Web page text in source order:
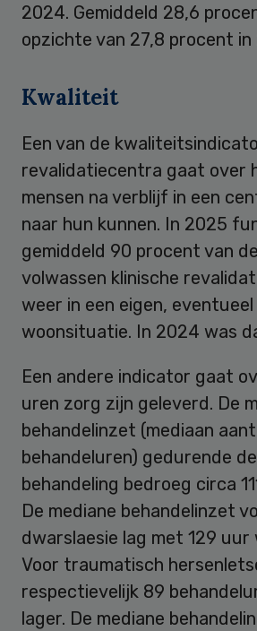
2024. Gemiddeld 28,6
opzichte van 27,8 procent in
Kwaliteit
Een van de
revalidatiecentra gaat over
mensen na verblijf in een
naar hun kunnen. In 2025
gemiddeld 90 procent van
volwassen klinische
weer in een eigen,
woonsituatie. In 2024 was
Een andere indicator gaat
uren zorg zijn geleverd. De
behandelinzet (mediaan
behandeluren) gedurende
behandeling bedroeg circa
De mediane behandelinzet
dwarslaesie lag met 129 uur
Voor traumatisch
respectievelijk 89
lager. De mediane